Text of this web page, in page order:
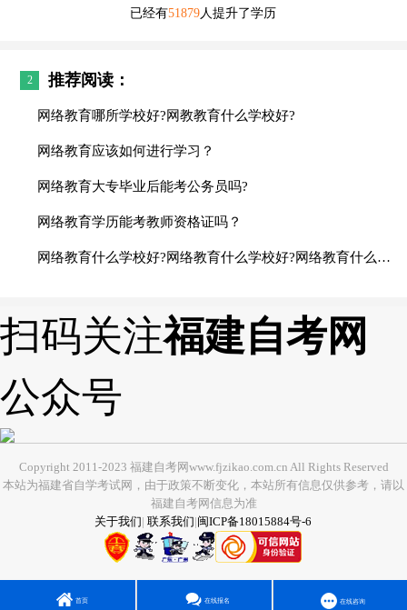
已经有51879人提升了学历
2 推荐阅读：
网络教育哪所学校好?网教教育什么学校好?
网络教育应该如何进行学习？
网络教育大专毕业后能考公务员吗?
网络教育学历能考教师资格证吗？
网络教育什么学校好?网络教育什么学校好?网络教育什么学校好?网络教育什么学校好?网络教育什么学校好?
扫码关注福建自考网
公众号
首页 在线报名 在线咨询
Copyright 2011-2023 福建自考网www.fjzikao.com.cn All Rights Reserved
本站为福建省自学考试网，由于政策不断变化，本站所有信息仅供参考，请以
福建自考网信息为准
关于我们| 联系我们|闽ICP备18015884号-6